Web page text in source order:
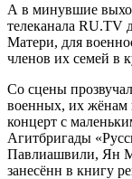
А в минувшие
телеканала RU.TV
Матери, для
членов их семей в
Со сцены
военных, их жёнам
концерт с
Агитбригады
Павлиашвили, Ян
занесённ в книгу